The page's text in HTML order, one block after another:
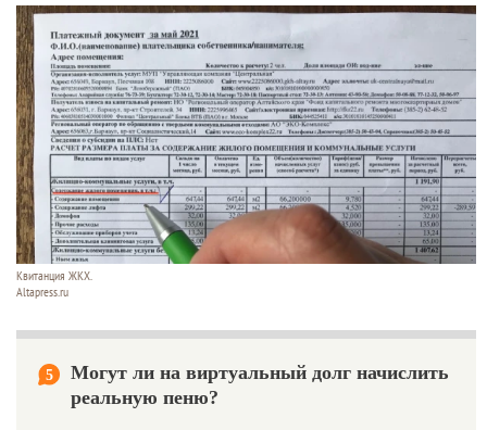
Квитанция ЖКХ.
Altapress.ru
5
Могут ли на виртуальный долг начислить
реальную пеню?